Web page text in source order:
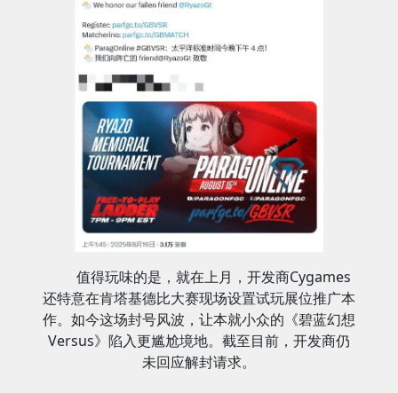
值得玩味的是，就在上月，开发商Cygames
还特意在肯塔基德比大赛现场设置试玩展位推广本
作。如今这场封号风波，让本就小众的《碧蓝幻想
Versus》陷入更尴尬境地。截至目前，开发商仍
未回应解封请求。